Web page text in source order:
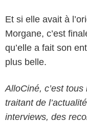
Et si elle avait à
Morgane, c’est
qu’elle a fait son
plus belle.
AlloCiné, c’est
traitant de
interviews, des